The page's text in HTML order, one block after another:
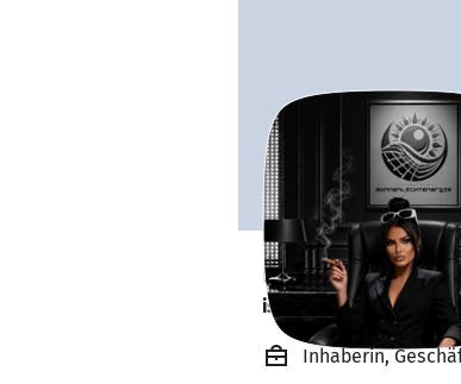
Fisnike Dauti
ist offen für Projekte. 🔎
Inhaberin,